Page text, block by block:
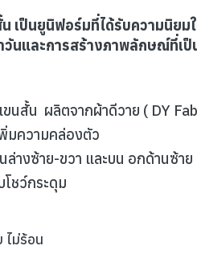
เป็นยูนิฟอร์มที่ได้รับความนิย
วันและการสร้างภาพลักษณ์ที่เ
ขนสั้น ผลิตจากผ้าดีวาย ( DY
มความคล่องตัว
นล่างซ้าย-ขวา และบน อกด้านซ้าย
ชว์กระดุม
ไม่ร้อน